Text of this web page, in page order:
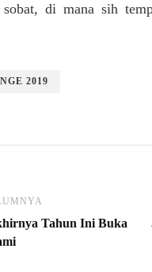
sobat, di mana sih
2019
Tahun Ini Buka